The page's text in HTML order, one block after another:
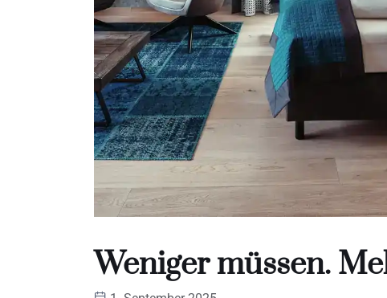
Weniger müssen.